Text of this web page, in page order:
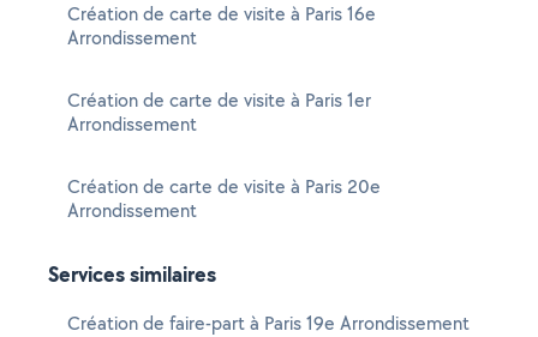
Création de carte de visite à Paris 16e
Arrondissement
Création de carte de visite à Paris 1er
Arrondissement
Création de carte de visite à Paris 20e
Arrondissement
Services similaires
Création de faire-part à Paris 19e Arrondissement